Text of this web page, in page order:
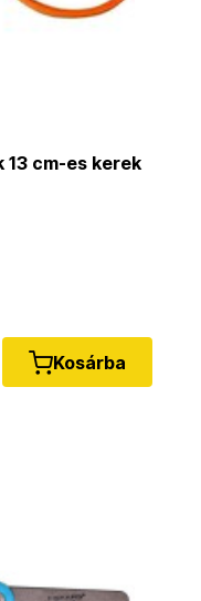
13 cm-es kerek
Kosárba